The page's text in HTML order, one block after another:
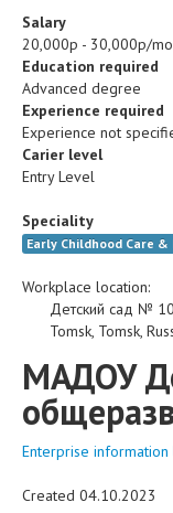
Salary
20,000р - 30,000р/
Education required
Advanced degree
Experience required
Experience not
Carier level
Entry Level
Speciality
Early Childhood Care
Workplace location:
Детский сад №
Tomsk, Tomsk,
МАДОУ
Enterprise information
Created 04.10.2023